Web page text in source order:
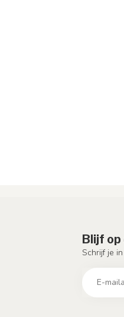
Blijf
Schrijf je